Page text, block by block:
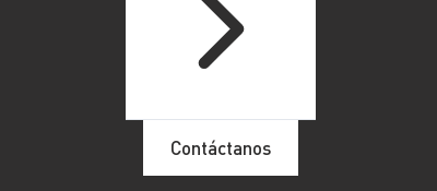
Contáctanos